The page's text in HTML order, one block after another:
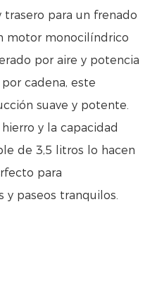
para un frenado
motor monocilíndrico
por aire y potencia
cadena, este
suave y potente.
y la capacidad
de 3,5 litros lo hacen
para
y paseos tranquilos.